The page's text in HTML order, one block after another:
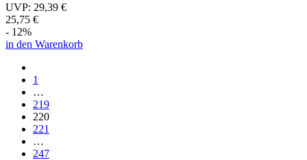
UVP: 29,39 €
25,75 €
- 12%
in den Warenkorb
1
…
219
220
221
…
247